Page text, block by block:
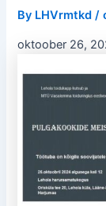
By LHVrmtkd/
oktoober 26,